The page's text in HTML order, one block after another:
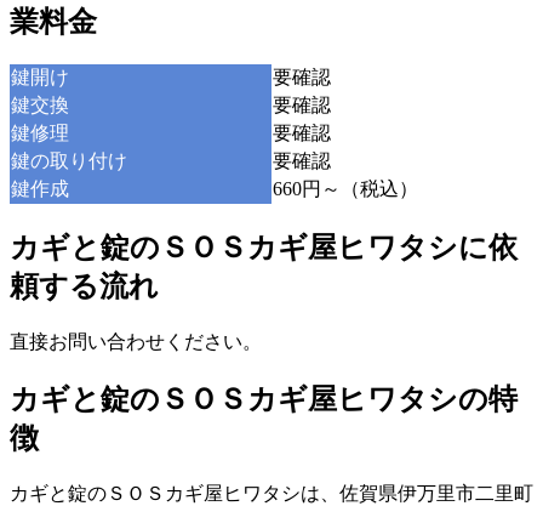
業料金
鍵開け
要確認
鍵交換
要確認
鍵修理
要確認
鍵の取り付け
要確認
鍵作成
660円～（税込）
カギと錠のＳＯＳカギ屋ヒワタシに依
頼する流れ
直接お問い合わせください。
カギと錠のＳＯＳカギ屋ヒワタシの特
徴
カギと錠のＳＯＳカギ屋ヒワタシは、佐賀県伊万里市二里町